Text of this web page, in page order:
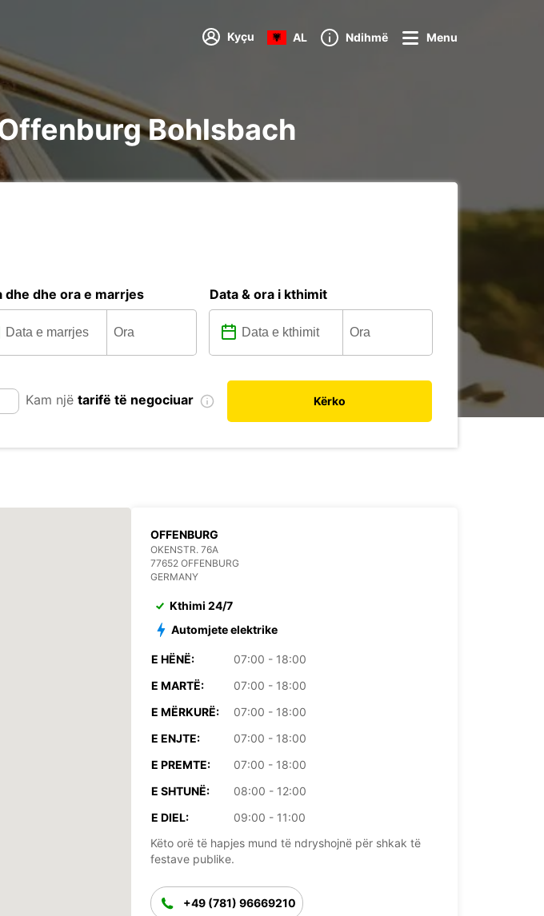
Kyçu AL Ndihmë Menu
Bohlsbach
dhe dhe ora e marrjes Data & ora i kthimit
Kam një tarifë të negociuar Kërko
OFFENBURG
OKENSTR. 76A
77652 OFFENBURG
GERMANY
Kthimi 24/7
Automjete elektrike
E HËNË:
07:00 - 18:00
E MARTË:
07:00 - 18:00
E MËRKURË:
07:00 - 18:00
E ENJTE:
07:00 - 18:00
E PREMTE:
07:00 - 18:00
E SHTUNË:
08:00 - 12:00
E DIEL:
09:00 - 11:00
Këto orë të hapjes mund të ndryshojnë për shkak të
festave publike.
+49 (781) 96669210